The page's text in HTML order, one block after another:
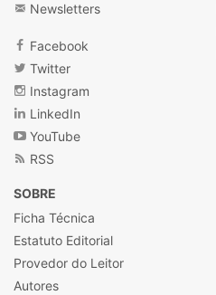
Newsletters
Facebook
Twitter
Instagram
LinkedIn
YouTube
RSS
SOBRE
Ficha Técnica
Estatuto Editorial
Provedor do Leitor
Autores